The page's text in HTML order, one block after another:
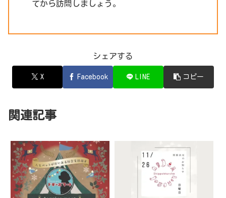
てから訪問しましょう。
シェアする
X Facebook LINE コピー
関連記事